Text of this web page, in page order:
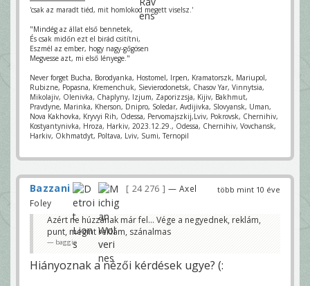
'csak az maradt tiéd, mit homlokod megett viselsz.'
"Mindég az állat első bennetek,
És csak midőn ezt el birád csitítni,
Eszmél az ember, hogy nagy-gőgösen
Megvesse azt, mi első lényege."
Never forget Bucha, Borodyanka, Hostomel, Irpen, Kramatorszk, Mariupol,
Rubizne, Popasna, Kremenchuk, Sievierodonetsk, Chasov Yar, Vinnytsia,
Mikolajiv, Olenivka, Chaplyny, Izjum, Zaporizzsja, Kijiv, Bakhmut,
Pravdyne, Marinka, Kherson, Dnipro, Soledar, Avdijivka, Slovyansk, Uman,
Nova Kakhovka, Kryvyi Rih, Odessa, Pervomajszkij,Lviv, Pokrovsk, Chernihiv,
Kostyantynivka, Hroza, Harkiv, 2023.12.29., Odessa, Chernihiv, Vovchansk,
Harkiv, Okhmatdyt, Poltava, Lviv, Sumi, Ternopil
több mint 10 éve
Bazzani 24 276
— Axel
Foley
Azért ne húzzanak már fel... Vége a negyednek, reklám,
punt, megint reklám, szánalmas
baggio
Hiányoznak a nézői kérdések ugye? (: